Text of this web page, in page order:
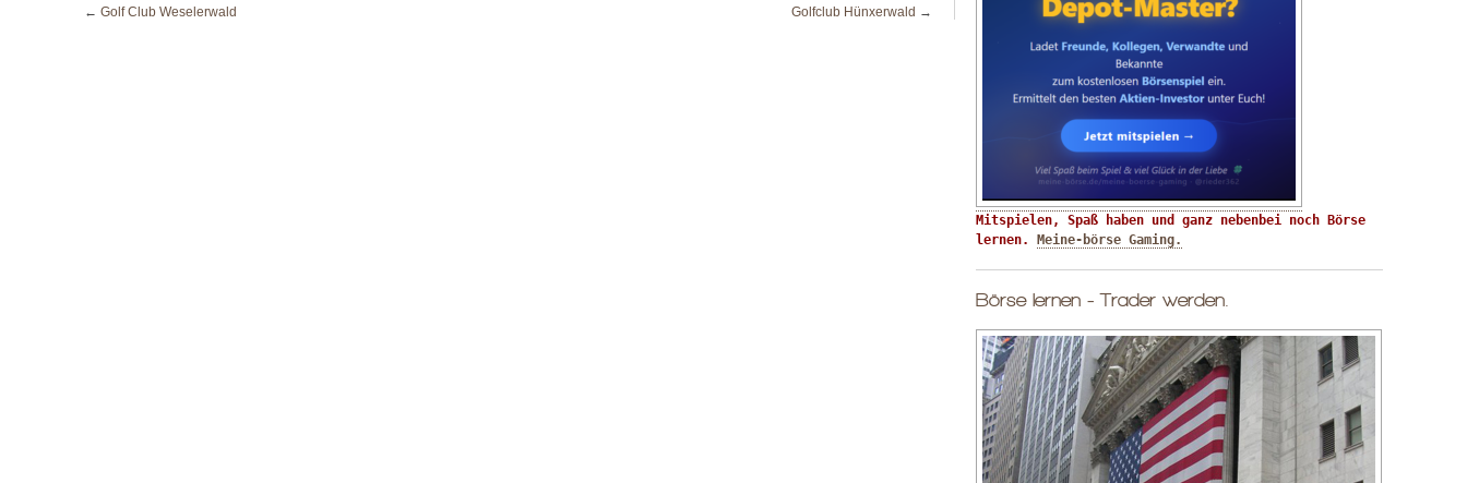
← Golf Club Weselerwald Golfclub Hünxerwald →
Mitspielen, Spaß haben und ganz nebenbei noch Börse
lernen.
Meine-börse Gaming.
Börse lernen - Trader werden.